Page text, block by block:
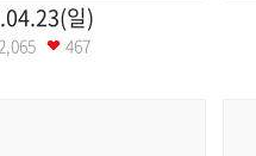
일)
2,065 467